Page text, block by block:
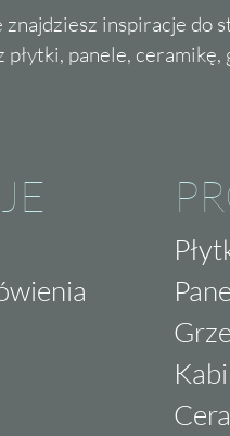
inspiracje do
płytki, panele,